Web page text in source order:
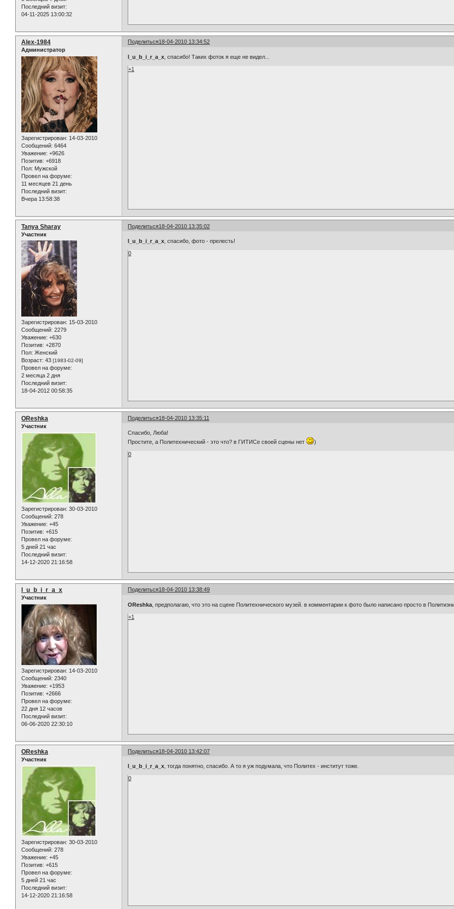
Последний визит:
04-11-2025 13:00:32
Поделиться18-04-2010 13:34:52
Alex-1984
Администратор
Зарегистрирован: 14-03-2010
Сообщений: 6464
Уважение: +9626
Позитив: +6918
Пол: Мужской
Провел на форуме:
11 месяцев 21 день
Последний визит:
Вчера 13:58:38
l_u_b_i_r_a_x , спасибо! Таких фоток я еще не видел...
+1
Поделиться18-04-2010 13:35:02
Tanya Sharay
Участник
Зарегистрирован: 15-03-2010
Сообщений: 2279
Уважение: +630
Позитив: +2870
Пол: Женский
Возраст: 43 [1983-02-09]
Провел на форуме:
2 месяца 2 дня
Последний визит:
18-04-2012 00:58:35
l_u_b_i_r_a_x , спасибо, фото - прелесть!
0
Поделиться18-04-2010 13:35:11
OReshka
Участник
Зарегистрирован: 30-03-2010
Сообщений: 278
Уважение: +45
Позитив: +615
Провел на форуме:
5 дней 21 час
Последний визит:
14-12-2020 21:16:58
Спасибо, Люба!
Простите, а Политехнический - это что? в ГИТИСе своей сцены нет
)
0
Поделиться18-04-2010 13:38:49
l_u_b_i_r_a_x
Участник
Зарегистрирован: 14-03-2010
Сообщений: 2340
Уважение: +1953
Позитив: +2666
Провел на форуме:
22 дня 12 часов
Последний визит:
06-06-2020 22:30:10
OReshka , предполагаю, что это на сцене Политехнического музей. в комментарии к фото было написано просто в
+1
Поделиться18-04-2010 13:42:07
OReshka
Участник
Зарегистрирован: 30-03-2010
Сообщений: 278
Уважение: +45
Позитив: +615
Провел на форуме:
5 дней 21 час
Последний визит:
14-12-2020 21:16:58
l_u_b_i_r_a_x , тогда понятно, спасибо. А то я уж подумала, что Политех - институт тоже.
0